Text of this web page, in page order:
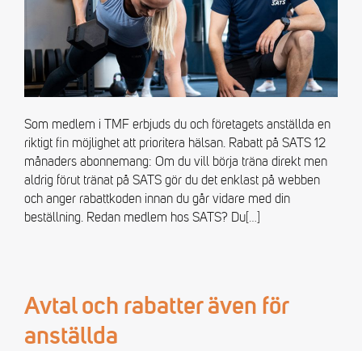
Som medlem i TMF erbjuds du och företagets anställda en
riktigt fin möjlighet att prioritera hälsan. Rabatt på SATS 12
månaders abonnemang: Om du vill börja träna direkt men
aldrig förut tränat på SATS gör du det enklast på webben
och anger rabattkoden innan du går vidare med din
beställning. Redan medlem hos SATS? Du
Avtal och rabatter även för
anställda